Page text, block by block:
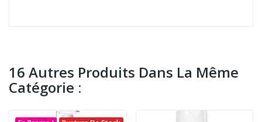
16 Autres Produits Dans La Même
Catégorie :